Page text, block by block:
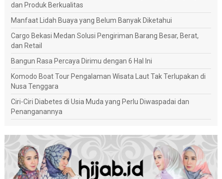
dan Produk Berkualitas
Manfaat Lidah Buaya yang Belum Banyak Diketahui
Cargo Bekasi Medan Solusi Pengiriman Barang Besar, Berat,
dan Retail
Bangun Rasa Percaya Dirimu dengan 6 Hal Ini
Komodo Boat Tour Pengalaman Wisata Laut Tak Terlupakan di
Nusa Tenggara
Ciri-Ciri Diabetes di Usia Muda yang Perlu Diwaspadai dan
Penanganannya